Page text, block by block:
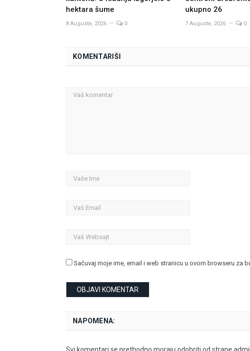
hektara šume
8 Augusta, 2026 0
ukupno 26
7 Augusta, 2026 0
KOMENTARIŠI
Sačuvaj moje ime, email i web stranicu u ovom browseru za
NAPOMENA: